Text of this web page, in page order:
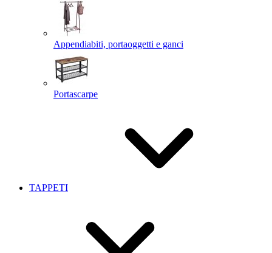
Appendiabiti, portaoggetti e ganci
Portascarpe
TAPPETI